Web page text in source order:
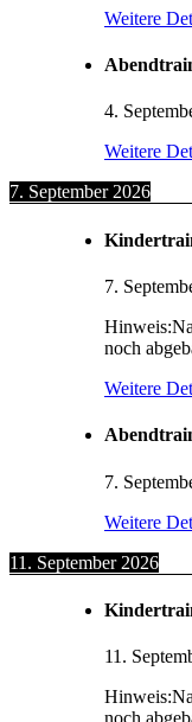
Weitere
4.
Weitere
7. September 2026
7.
noch
Weitere
7.
Weitere
11. September 2026
11.
noch